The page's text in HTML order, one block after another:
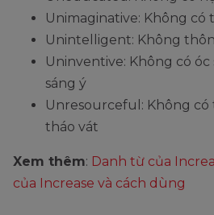
Intelligibly
Unimaginative: Không có
Unintelligent: Không
Uninventive: Không có
sáng ý
Unresourceful: Không có
tháo vát
Xem thêm: Danh từ của
của Increase và cách dùng